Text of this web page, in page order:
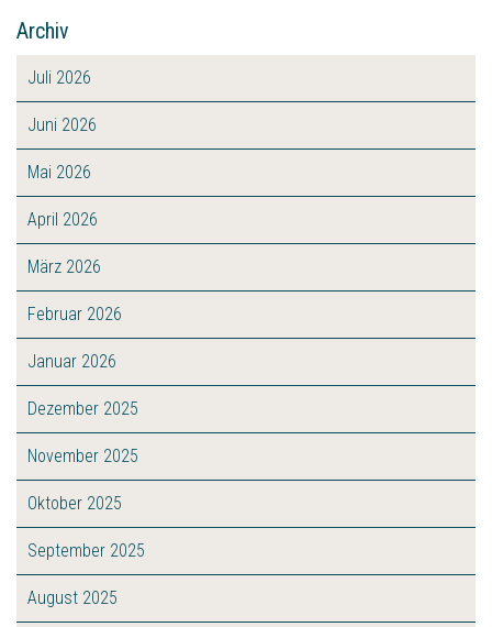
Archiv
Juli 2026
Juni 2026
Mai 2026
April 2026
März 2026
Februar 2026
Januar 2026
Dezember 2025
November 2025
Oktober 2025
September 2025
August 2025